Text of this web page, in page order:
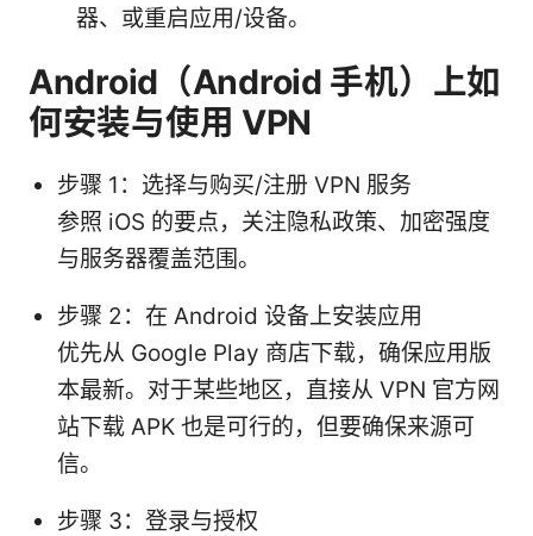
器、或重启应用/设备。
Android（Android 手机）上如
何安装与使用 VPN
步骤 1：选择与购买/注册 VPN 服务
参照 iOS 的要点，关注隐私政策、加密强度
与服务器覆盖范围。
步骤 2：在 Android 设备上安装应用
优先从 Google Play 商店下载，确保应用版
本最新。对于某些地区，直接从 VPN 官方网
站下载 APK 也是可行的，但要确保来源可
信。
步骤 3：登录与授权